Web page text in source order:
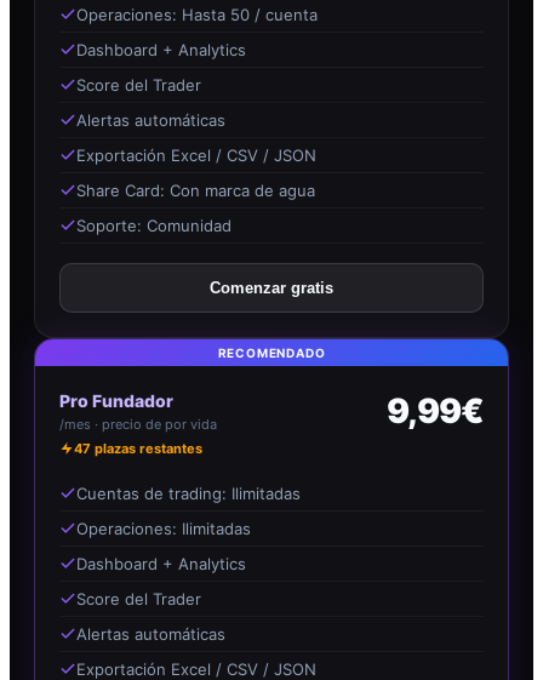
Operaciones: Hasta 50 / cuenta
Dashboard + Analytics
Score del Trader
Alertas automáticas
Exportación Excel / CSV / JSON
Share Card: Con marca de agua
Soporte: Comunidad
Comenzar gratis
RECOMENDADO
Pro Fundador
/mes · precio de por vida
47 plazas restantes
9,99€
Cuentas de trading: Ilimitadas
Operaciones: Ilimitadas
Dashboard + Analytics
Score del Trader
Alertas automáticas
Exportación Excel / CSV / JSON